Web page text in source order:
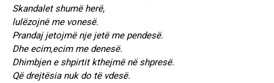
Skandalet shumë herë,
lulëzojnë me vonesë.
Prandaj jetojmë nje jetë me pendesë.
Dhe ecim,ecim me denesë.
Dhimbjen e shpirtit kthejmë në shpresë.
Që drejtësia nuk do të vdesë.